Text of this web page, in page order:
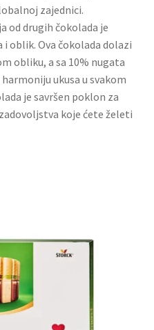
zajednici.
od drugih čokolada je
oblik. Ova čokolada dolazi
obliku, a sa 10% nugata
ukusa u svakom
je savršen poklon za
koje ćete želeti